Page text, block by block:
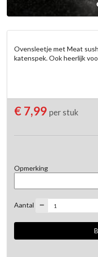
Ovensleetje met Meat
katenspek. Ook heerlijk
€ 7,99 per stuk
Opmerking
Aantal